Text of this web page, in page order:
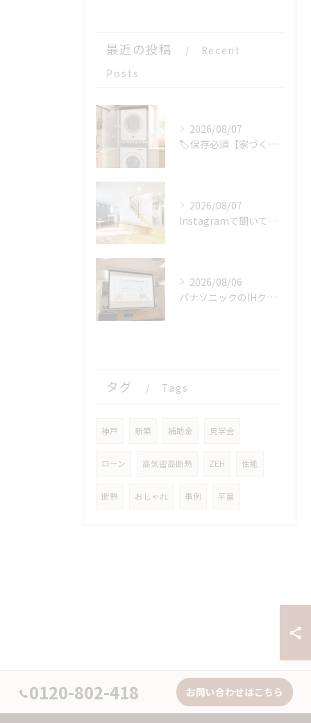
最近の投稿
Recent
Posts
2026/08/07
🏷️保存必須【家づくりの選択肢】が、またひとつ増えました🏡✨
2026/08/07
Instagramで聞いてみました！みんなの夏のお家事情
2026/08/06
パナソニックのIHクッキングヒーターの工場見学に参加しました！【後編】
タグ Tags
神戸 新築 補助金 見学会
ローン 高気密高断熱 ZEH 性能
断熱 おしゃれ 事例 平屋
0120-802-418 お問い合わせはこちら